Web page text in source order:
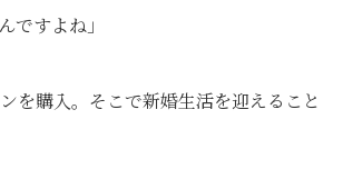
すよね」
を購入。そこで新婚生活を迎えること